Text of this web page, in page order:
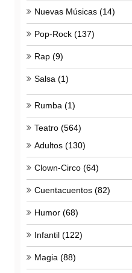
Nuevas Músicas (14)
Pop-Rock (137)
Rap (9)
Salsa (1)
Rumba (1)
Teatro (564)
Adultos (130)
Clown-Circo (64)
Cuentacuentos (82)
Humor (68)
Infantil (122)
Magia (88)